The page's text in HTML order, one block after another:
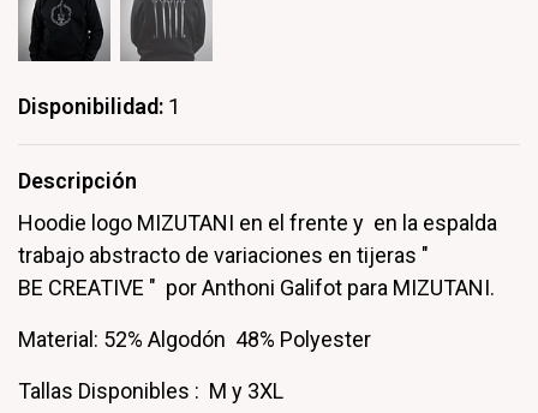
Disponibilidad: 1
Descripción
Hoodie logo MIZUTANI en el frente y en la espalda
trabajo abstracto de variaciones en tijeras "
BE CREATIVE " por Anthoni Galifot para MIZUTANI.
Material: 52% Algodón 48% Polyester
Tallas Disponibles : M y 3XL